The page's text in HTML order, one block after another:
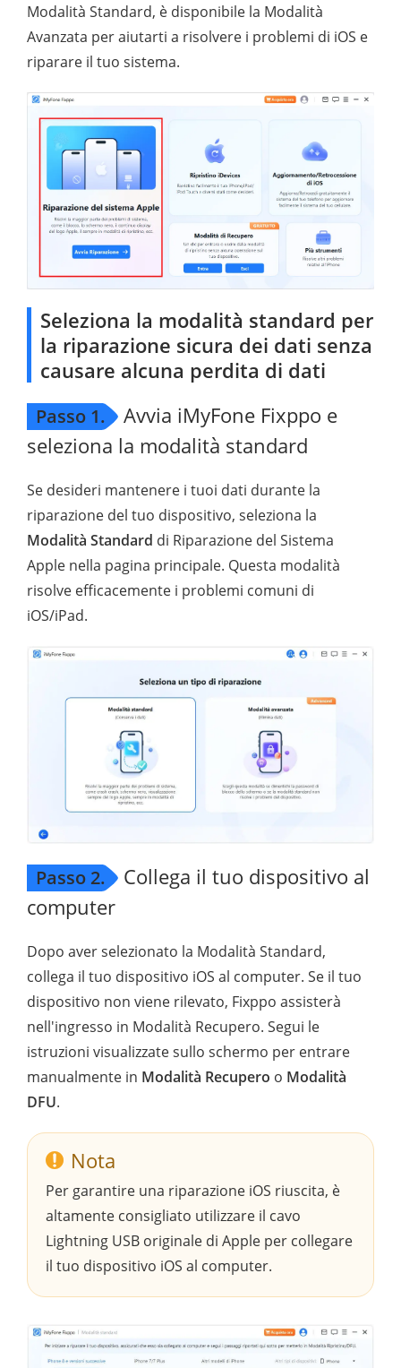
Modalità Standard, è disponibile la Modalità
Avanzata per aiutarti a risolvere i problemi di iOS e
riparare il tuo sistema.
Seleziona la modalità standard per
la riparazione sicura dei dati senza
causare alcuna perdita di dati
Passo 1.
Avvia iMyFone Fixppo e
seleziona la modalità standard
Se desideri mantenere i tuoi dati durante la
riparazione del tuo dispositivo, seleziona la
Modalità Standard di Riparazione del Sistema
Apple nella pagina principale. Questa modalità
risolve efficacemente i problemi comuni di
iOS/iPad.
Passo 2.
Collega il tuo dispositivo al
computer
Dopo aver selezionato la Modalità Standard,
collega il tuo dispositivo iOS al computer. Se il tuo
dispositivo non viene rilevato, Fixppo assisterà
nell'ingresso in Modalità Recupero. Segui le
istruzioni visualizzate sullo schermo per entrare
manualmente in Modalità Recupero o Modalità
DFU.
Nota
Per garantire una riparazione iOS riuscita, è
altamente consigliato utilizzare il cavo
Lightning USB originale di Apple per collegare
il tuo dispositivo iOS al computer.